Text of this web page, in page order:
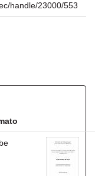
handle/23000/553